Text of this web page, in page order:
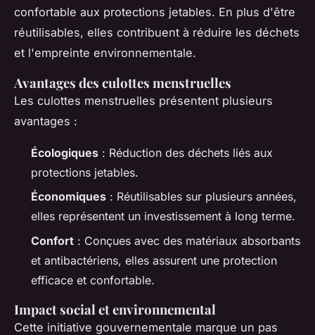
confortable aux protections jetables. En plus d'être
réutilisables, elles contribuent à réduire les déchets
et l'empreinte environnementale.
Avantages des culottes menstruelles
Les culottes menstruelles présentent plusieurs
avantages :
Écologiques : Réduction des déchets liés aux
protections jetables.
Économiques : Réutilisables sur plusieurs années,
elles représentent un investissement à long terme.
Confort : Conçues avec des matériaux absorbants
et antibactériens, elles assurent une protection
efficace et confortable.
Impact social et environnemental
Cette initiative gouvernementale marque un pas